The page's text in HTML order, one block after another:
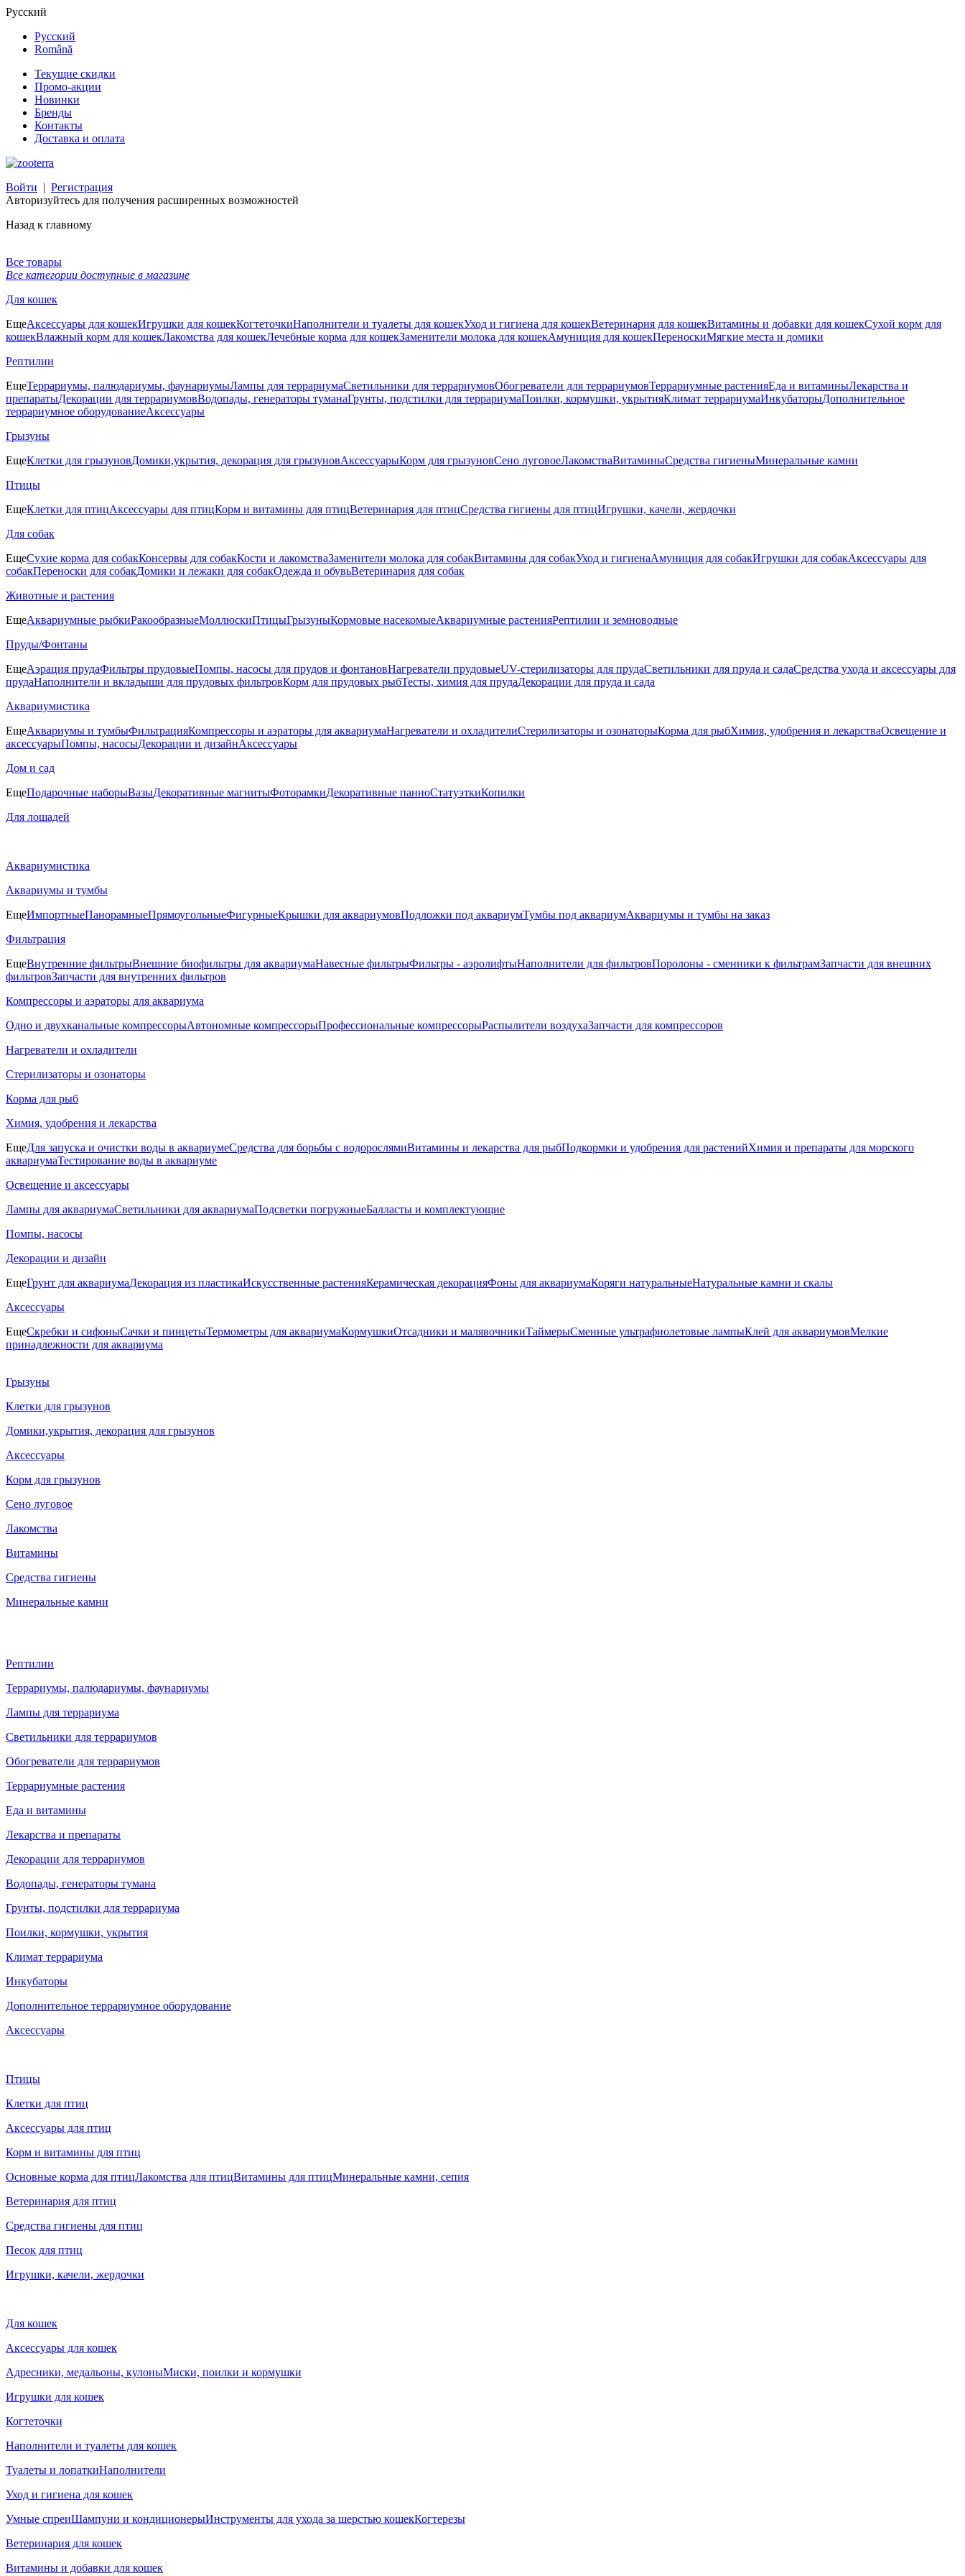
Русский
Русский
Română
Текущие скидки
Промо-акции
Новинки
Бренды
Контакты
Доставка и оплата
Войти | Регистрация
Авторизуйтесь для получения расширенных возможностей
Назад к главному
Все товары
Все категории доступные в магазине
Для кошек
ЕщеАксессуары для кошекИгрушки для кошекКогтеточкиНаполнители и туалеты для кошекУход и гигиена для кошекВетеринария для кошекВитамины и добавки для кошекСухой корм для
кошекВлажный корм для кошекЛакомства для кошекЛечебные корма для кошекЗаменители молока для кошекАмуниция для кошекПереноскиМягкие места и домики
Рептилии
ЕщеТеррариумы, палюдариумы, фаунариумыЛампы для террариумаСветильники для террариумовОбогреватели для террариумовТеррариумные растенияЕда и витаминыЛекарства и
препаратыДекорации для террариумовВодопады, генераторы туманаГрунты, подстилки для террариумаПоилки, кормушки, укрытияКлимат террариумаИнкубаторыДополнительное
террариумное оборудованиеАксессуары
Грызуны
ЕщеКлетки для грызуновДомики,укрытия, декорация для грызуновАксессуарыКорм для грызуновСено луговоеЛакомстваВитаминыСредства гигиеныМинеральные камни
Птицы
ЕщеКлетки для птицАксессуары для птицКорм и витамины для птицВетеринария для птицСредства гигиены для птицИгрушки, качели, жердочки
Для собак
ЕщеСухие корма для собакКонсервы для собакКости и лакомстваЗаменители молока для собакВитамины для собакУход и гигиенаАмуниция для собакИгрушки для собакАксессуары для
собакПереноски для собакДомики и лежаки для собакОдежда и обувьВетеринария для собак
Животные и растения
ЕщеАквариумные рыбкиРакообразныеМоллюскиПтицыГрызуныКормовые насекомыеАквариумные растенияРептилии и земноводные
Пруды/Фонтаны
ЕщеАэрация прудаФильтры прудовыеПомпы, насосы для прудов и фонтановНагреватели прудовыеUV-стерилизаторы для прудаСветильники для пруда и садаСредства ухода и аксессуары для
прудаНаполнители и вкладыши для прудовых фильтровКорм для прудовых рыбТесты, химия для прудаДекорации для пруда и сада
Аквариумистика
ЕщеАквариумы и тумбыФильтрацияКомпрессоры и аэраторы для аквариумаНагреватели и охладителиСтерилизаторы и озонаторыКорма для рыбХимия, удобрения и лекарстваОсвещение и
аксессуарыПомпы, насосыДекорации и дизайнАксессуары
Дом и сад
ЕщеПодарочные наборыВазыДекоративные магнитыФоторамкиДекоративные панноСтатуэткиКопилки
Для лошадей
Аквариумистика
Аквариумы и тумбы
ЕщеИмпортныеПанорамныеПрямоугольныеФигурныеКрышки для аквариумовПодложки под аквариумТумбы под аквариумАквариумы и тумбы на заказ
Фильтрация
ЕщеВнутренние фильтрыВнешние биофильтры для аквариумаНавесные фильтрыФильтры - аэролифтыНаполнители для фильтровПоролоны - сменники к фильтрамЗапчасти для внешних
фильтровЗапчасти для внутренних фильтров
Компрессоры и аэраторы для аквариума
Одно и двухканальные компрессорыАвтономные компрессорыПрофессиональные компрессорыРаспылители воздухаЗапчасти для компрессоров
Нагреватели и охладители
Стерилизаторы и озонаторы
Корма для рыб
Химия, удобрения и лекарства
ЕщеДля запуска и очистки воды в аквариумеСредства для борьбы с водорослямиВитамины и лекарства для рыбПодкормки и удобрения для растенийХимия и препараты для морского
аквариумаТестирование воды в аквариуме
Освещение и аксессуары
Лампы для аквариумаСветильники для аквариумаПодсветки погружныеБалласты и комплектующие
Помпы, насосы
Декорации и дизайн
ЕщеГрунт для аквариумаДекорация из пластикаИскусственные растенияКерамическая декорацияФоны для аквариумаКоряги натуральныеНатуральные камни и скалы
Аксессуары
ЕщеСкребки и сифоныСачки и пинцетыТермометры для аквариумаКормушкиОтсадники и малявочникиТаймерыСменные ультрафиолетовые лампыКлей для аквариумовМелкие
принадлежности для аквариума
Грызуны
Клетки для грызунов
Домики,укрытия, декорация для грызунов
Аксессуары
Корм для грызунов
Сено луговое
Лакомства
Витамины
Средства гигиены
Минеральные камни
Рептилии
Террариумы, палюдариумы, фаунариумы
Лампы для террариума
Светильники для террариумов
Обогреватели для террариумов
Террариумные растения
Еда и витамины
Лекарства и препараты
Декорации для террариумов
Водопады, генераторы тумана
Грунты, подстилки для террариума
Поилки, кормушки, укрытия
Климат террариума
Инкубаторы
Дополнительное террариумное оборудование
Аксессуары
Птицы
Клетки для птиц
Аксессуары для птиц
Корм и витамины для птиц
Основные корма для птицЛакомства для птицВитамины для птицМинеральные камни, сепия
Ветеринария для птиц
Средства гигиены для птиц
Песок для птиц
Игрушки, качели, жердочки
Для кошек
Аксессуары для кошек
Адресники, медальоны, кулоныМиски, поилки и кормушки
Игрушки для кошек
Когтеточки
Наполнители и туалеты для кошек
Туалеты и лопаткиНаполнители
Уход и гигиена для кошек
Умные спреиШампуни и кондиционерыИнструменты для ухода за шерстью кошекКогтерезы
Ветеринария для кошек
Витамины и добавки для кошек